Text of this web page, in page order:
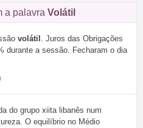
a palavra Volátil
volátil . Juros das Obrigações
durante a sessão. Fecharam o dia
do grupo xiita libanês num
O equilíbrio no Médio